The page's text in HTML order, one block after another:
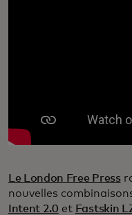
Le London Free Press
nouvelles
Intent 2.0 et Fastskin